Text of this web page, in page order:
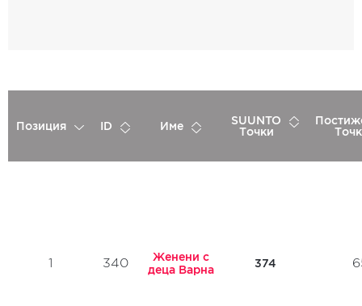
Позиция ID Име
SUUNTO
Точки
1 340
Женени с
деца Варна
374